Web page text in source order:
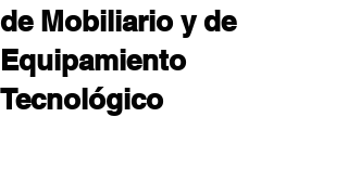
de Mobiliario y de
Equipamiento
Tecnológico